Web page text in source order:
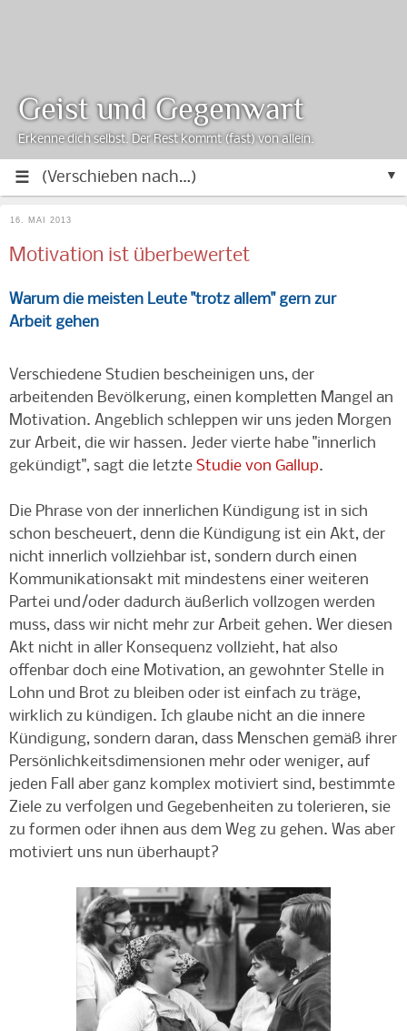
▼
Geist und Gegenwart
Erkenne dich selbst. Der Rest kommt (fast) von allein.
16. MAI 2013
Motivation ist überbewertet
Warum die meisten Leute "trotz allem" gern zur
Arbeit gehen
Verschiedene Studien bescheinigen uns, der
arbeitenden Bevölkerung, einen kompletten Mangel an
Motivation. Angeblich schleppen wir uns jeden Morgen
zur Arbeit, die wir hassen. Jeder vierte habe "innerlich
gekündigt", sagt die letzte Studie von Gallup.
Die Phrase von der innerlichen Kündigung ist in sich
schon bescheuert, denn die Kündigung ist ein Akt, der
nicht innerlich vollziehbar ist, sondern durch einen
Kommunikationsakt mit mindestens einer weiteren
Partei und/oder dadurch äußerlich vollzogen werden
muss, dass wir nicht mehr zur Arbeit gehen. Wer diesen
Akt nicht in aller Konsequenz vollzieht, hat also
offenbar doch eine Motivation, an gewohnter Stelle in
Lohn und Brot zu bleiben oder ist einfach zu träge,
wirklich zu kündigen. Ich glaube nicht an die innere
Kündigung, sondern daran, dass Menschen gemäß ihrer
Persönlichkeitsdimensionen mehr oder weniger, auf
jeden Fall aber ganz komplex motiviert sind, bestimmte
Ziele zu verfolgen und Gegebenheiten zu tolerieren, sie
zu formen oder ihnen aus dem Weg zu gehen. Was aber
motiviert uns nun überhaupt?